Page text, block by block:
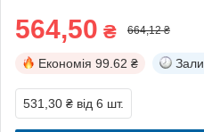
564,50 ₴ 664,12 ₴
Економія 99.62 ₴
531,30 ₴ від 6 шт.